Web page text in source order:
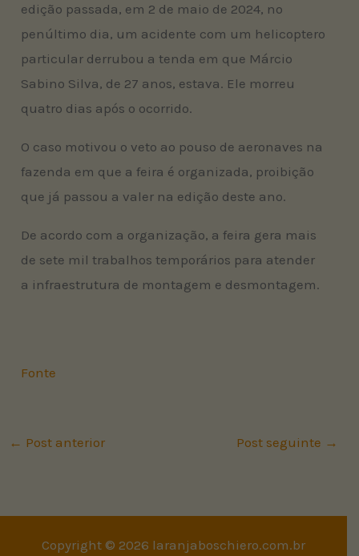
edição passada, em 2 de maio de 2024, no
penúltimo dia, um acidente com um helicoptero
particular derrubou a tenda em que Márcio
Sabino Silva, de 27 anos, estava. Ele morreu
quatro dias após o ocorrido.
O caso motivou o veto ao pouso de aeronaves na
fazenda em que a feira é organizada, proibição
que já passou a valer na edição deste ano.
De acordo com a organização, a feira gera mais
de sete mil trabalhos temporários para atender
a infraestrutura de montagem e desmontagem.
Fonte
← Post anterior Post seguinte →
Copyright © 2026 laranjaboschiero.com.br